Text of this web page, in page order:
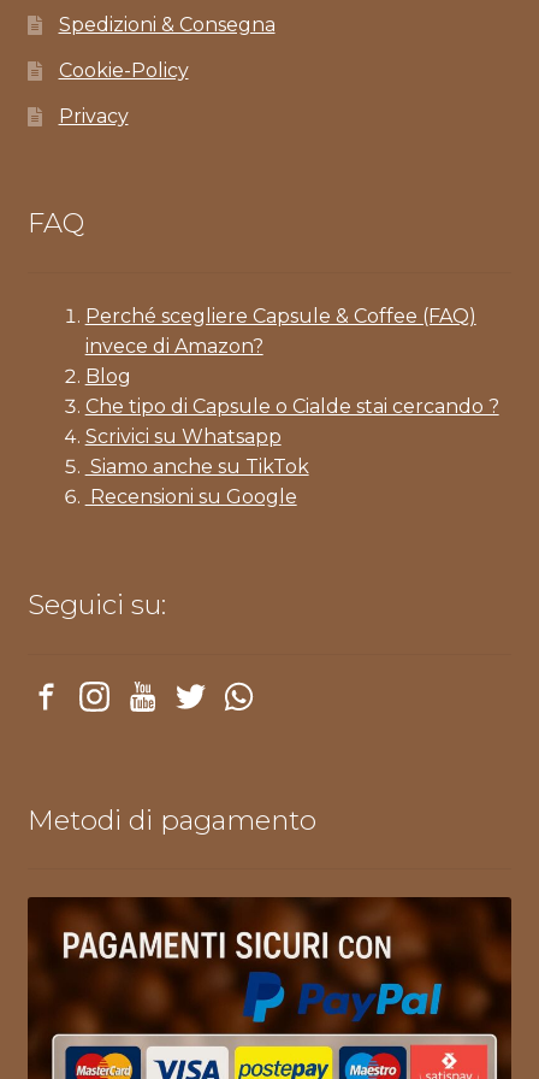
Spedizioni & Consegna
Cookie-Policy
Privacy
FAQ
Perché scegliere Capsule & Coffee (FAQ)
invece di Amazon?
Blog
Che tipo di Capsule o Cialde stai cercando ?
Scrivici su Whatsapp
Siamo anche su TikTok
Recensioni su Google
Seguici su:
Metodi di pagamento